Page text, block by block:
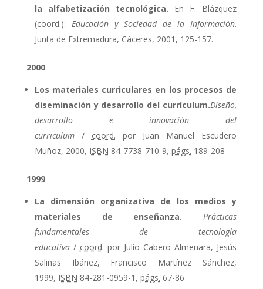
la alfabetización tecnológica. En F. Blázquez
(coord.): Educación y Sociedad de la Información.
Junta de Extremadura, Cáceres, 2001, 125-157.
2000
Los materiales curriculares en los procesos de
diseminación y desarrollo del currículum.Diseño,
desarrollo e innovación del
curriculum/ coord. por Juan Manuel Escudero
Muñoz, 2000, ISBN 84-7738-710-9, págs. 189-208
1999
La dimensión organizativa de los medios y
materiales de enseñanza. Prácticas
fundamentales de tecnología
educativa / coord. por Julio Cabero Almenara, Jesús
Salinas Ibáñez, Francisco Martínez Sánchez,
1999, ISBN 84-281-0959-1, págs. 67-86